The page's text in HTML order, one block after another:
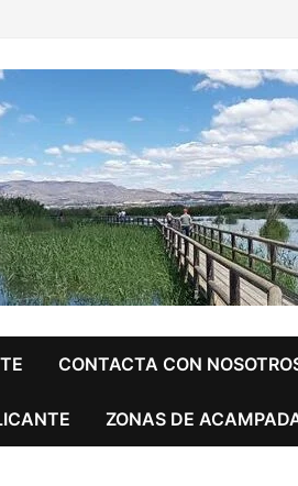
CONTACTA CON
ZONAS DE